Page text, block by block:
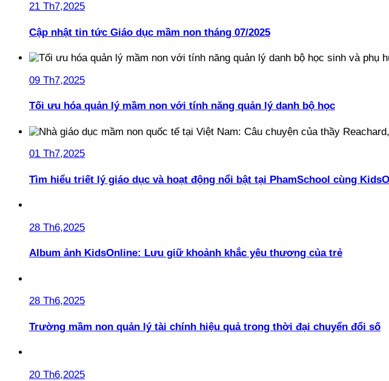
21 Th7,2025
Cập nhật tin tức Giáo dục mầm non tháng 07/2025
09 Th7,2025
Tối ưu hóa quản lý mầm non với tính năng quản lý danh bộ học
01 Th7,2025
Tìm hiểu triết lý giáo dục và hoạt động nổi bật tại PhamSchool cùng
28 Th6,2025
Album ảnh KidsOnline: Lưu giữ khoảnh khắc yêu thương của trẻ
28 Th6,2025
Trường mầm non quản lý tài chính hiệu quả trong thời đại chuyển đổi số
20 Th6,2025